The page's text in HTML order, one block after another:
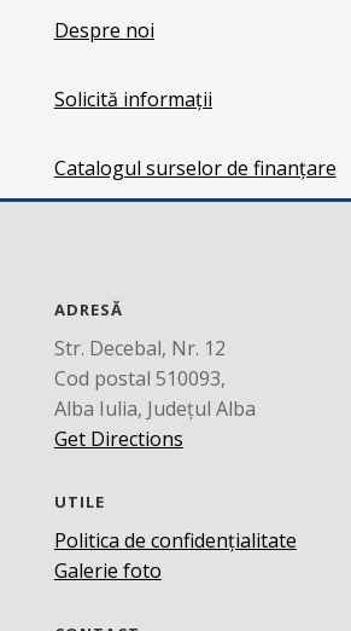
Despre noi
Solicită informații
Catalogul surselor de finanțare
ADRESĂ
Str. Decebal, Nr. 12
Cod postal 510093,
Alba Iulia, Județul Alba
Get Directions
UTILE
Politica de confidențialitate
Galerie foto